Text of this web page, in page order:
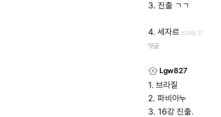
3.진출 ㄱㄱ
4.세자르 624일 전
댓글
Lgw827
1. 브라질
2.파비아누
3. 16강 진출.